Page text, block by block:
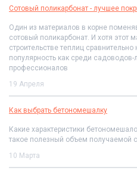
Сотовый поликарбонат - лучшее
Один из материалов в корне
сотовый поликарбонат. И хотя этот
строительстве теплиц
популярность как среди садоводов-
профессионалов
19 Апреля
Как выбрать бетономешалку
Какие характеристики
такое полезный объем получаемой
10 Марта